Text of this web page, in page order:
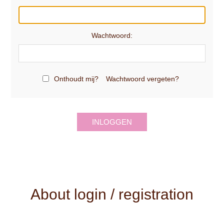
Wachtwoord:
Onthoudt mij? Wachtwoord vergeten?
INLOGGEN
About login / registration